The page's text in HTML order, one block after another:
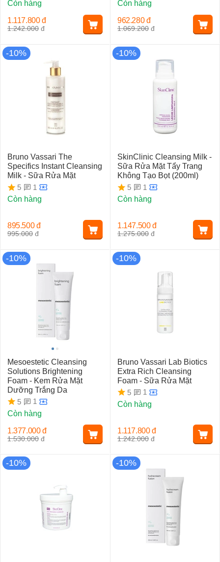
Còn hàng
1.242.000 đ
1.117.800 đ
Còn hàng
1.069.200 đ
962.280 đ
-10%
Bruno Vassari The
Specifics Instant Cleansing
Milk - Sữa Rửa Mặt
5
1
Còn hàng
995.000 đ
895.500 đ
-10%
SkinClinic Cleansing Milk -
Sữa Rửa Mặt Tẩy Trang
Không Tạo Bọt (200ml)
5
1
Còn hàng
1.275.000 đ
1.147.500 đ
-10%
Mesoestetic Cleansing
Solutions Brightening
Foam - Kem Rửa Mặt
Dưỡng Trắng Da
5
1
Còn hàng
1.530.000 đ
1.377.000 đ
-10%
Bruno Vassari Lab Biotics
Extra Rich Cleansing
Foam - Sữa Rửa Mặt
5
1
Còn hàng
1.242.000 đ
1.117.800 đ
-10% -10%